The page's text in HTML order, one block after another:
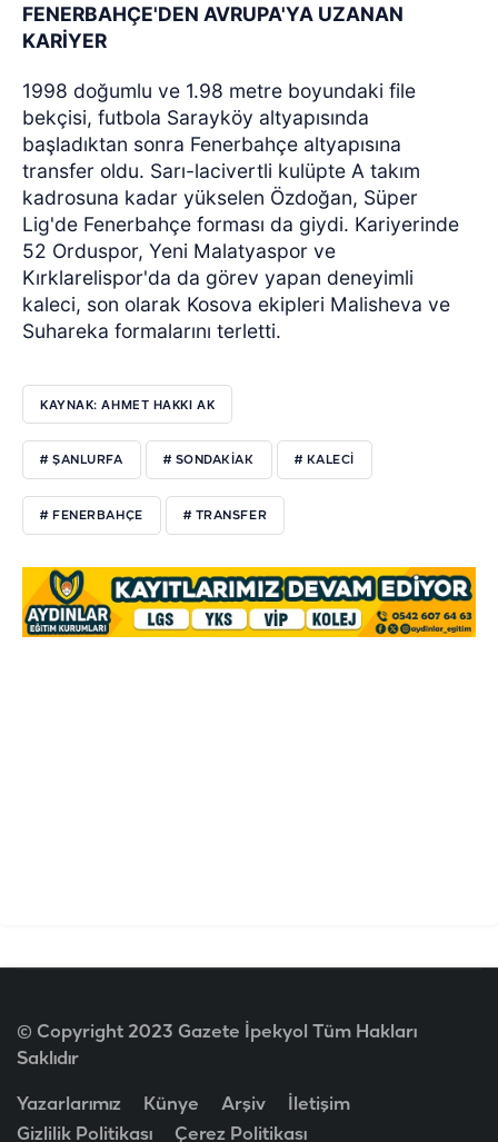
FENERBAHÇE'DEN AVRUPA'YA UZANAN
KARİYER
1998 doğumlu ve 1.98 metre boyundaki file
bekçisi, futbola Sarayköy altyapısında
başladıktan sonra Fenerbahçe altyapısına
transfer oldu. Sarı-lacivertli kulüpte A takım
kadrosuna kadar yükselen Özdoğan, Süper
Lig'de Fenerbahçe forması da giydi. Kariyerinde
52 Orduspor, Yeni Malatyaspor ve
Kırklarelispor'da da görev yapan deneyimli
kaleci, son olarak Kosova ekipleri Malisheva ve
Suhareka formalarını terletti.
KAYNAK: AHMET HAKKI AK
# ŞANLURFA # SONDAKIAK # KALECI
# FENERBAHÇE # TRANSFER
© Copyright 2023 Gazete İpekyol Tüm Hakları
Saklıdır
Yazarlarımız Künye Arşiv
İletişim
Gizlilik Politikası
Çerez Politikası